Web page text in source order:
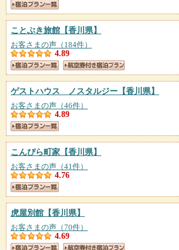
ことぶき旅館 【香川県】
お客さまの声（184件）
4.89
ゲストハウス ノスタルジー 【香川県】
お客さまの声（46件）
4.89
こんぴら町家 【香川県】
お客さまの声（41件）
4.76
虎屋別館 【香川県】
お客さまの声（70件）
4.69